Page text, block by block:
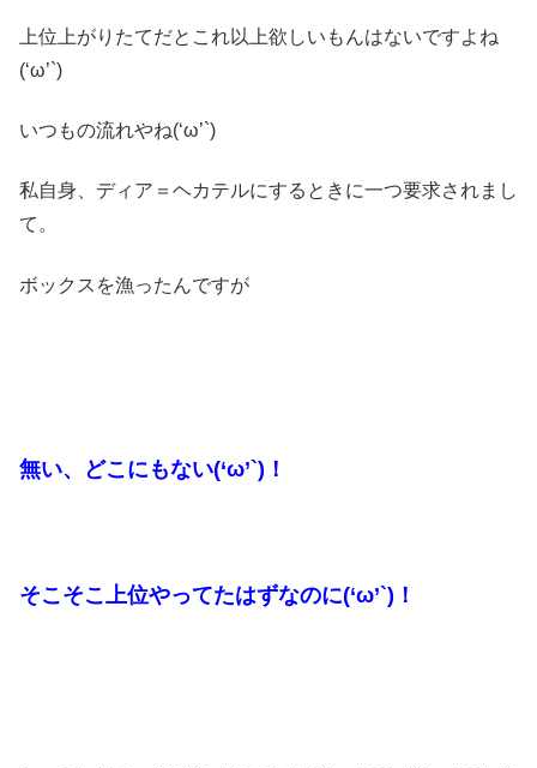
上位上がりたてだとこれ以上欲しいもんはないですよね
(‘ω’`)
いつもの流れやね(‘ω’`)
私自身、ディア＝ヘカテルにするときに一つ要求されまし
て。
ボックスを漁ったんですが
無い、どこにもない(‘ω’`)！
そこそこ上位やってたはずなのに(‘ω’`)！